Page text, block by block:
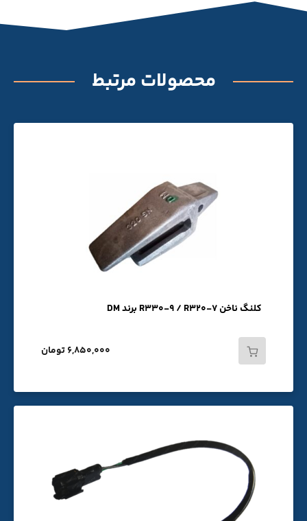
محصولات مرتبط
کلنگ ناخن R330-9 / R320-7 برند DM
6,850,000 تومان